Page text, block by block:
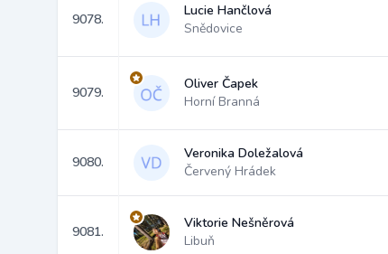
9078.
Lucie Hančlová
Snědovice
9079.
Oliver Čapek
Horní Branná
9080.
Veronika Doležalová
Červený Hrádek
9081.
Viktorie Nešněrová
Libuň